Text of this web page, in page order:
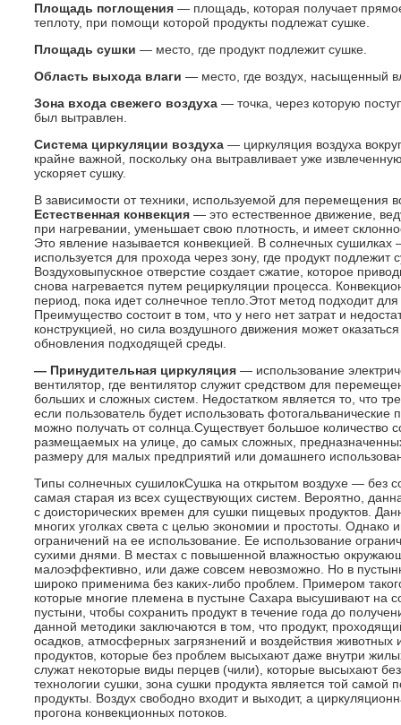
Площадь поглощения — площадь, которая получает
теплоту, при помощи которой продукты подлежат сушке.
Площадь сушки — место, где продукт подлежит сушке.
Область выхода влаги — место, где воздух, насыщенный
Зона входа свежего воздуха — точка, через которую
был вытравлен.
Система циркуляции воздуха — циркуляция воздуха
крайне важной, поскольку она вытравливает уже
ускоряет сушку.
В зависимости от техники, используемой для перемещения
Естественная конвекция — это естественное движение,
при нагревании, уменьшает свою плотность, и имеет
Это явление называется конвекцией. В солнечных
используется для прохода через зону, где продукт
Воздуховыпускное отверстие создает сжатие, которое
снова нагревается путем рециркуляции процесса.
период, пока идет солнечное тепло.Этот метод подходит
Преимущество состоит в том, что у него нет затрат и
конструкцией, но сила воздушного движения может
обновления подходящей среды.
— Принудительная циркуляция — использование
вентилятор, где вентилятор служит средством для
больших и сложных систем. Недостатком является то, что
если пользователь будет использовать
можно получать от солнца.Существует большое количество
размещаемых на улице, до самых сложных,
размеру для малых предприятий или домашнего
Типы солнечных сушилокСушка на открытом воздухе — без
самая старая из всех существующих систем. Вероятно,
с доисторических времен для сушки пищевых продуктов.
многих уголках света с целью экономии и простоты. Однако
ограничений на ее использование. Ее использование
сухими днями. В местах с повышенной влажностью
малоэффективно, или даже совсем невозможно. Но в
широко применима без каких-либо проблем. Примером
которые многие племена в пустыне Сахара высушивают на
пустыни, чтобы сохранить продукт в течение года до
данной методики заключаются в том, что продукт,
осадков, атмосферных загрязнений и воздействия
продуктов, которые без проблем высыхают даже внутри
служат некоторые виды перцев (чили), которые высыхают
технологии сушки, зона сушки продукта является той
продукты. Воздух свободно входит и выходит, а
прогона конвекционных потоков.